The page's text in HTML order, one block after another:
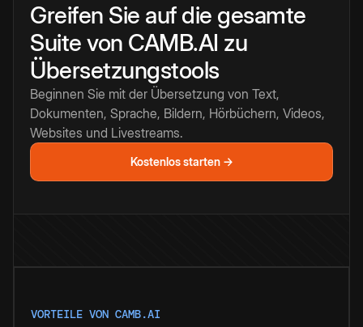
Greifen Sie auf die gesamte
Suite von CAMB.AI zu
Übersetzungstools
Beginnen Sie mit der Übersetzung von Text,
Dokumenten, Sprache, Bildern, Hörbüchern, Videos,
Websites und Livestreams.
Kostenlos starten →
VORTEILE VON CAMB.AI